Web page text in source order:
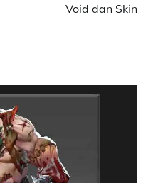
Void dan Skin